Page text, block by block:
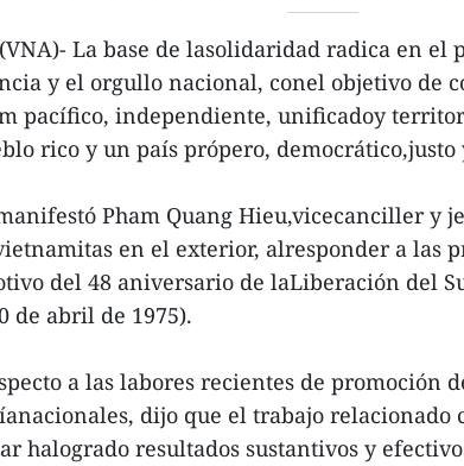
La base de lasolidaridad radica en el
y el orgullo nacional, conel objetivo de
pacífico, independiente, unificadoy
rico y un país própero,
Pham Quang Hieu,vicecanciller y
en el exterior, alresponder a las
del 48 aniversario de laLiberación del
de abril de 1975).
a las labores recientes de promoción
dijo que el trabajo relacionado
halogrado resultados sustantivos y